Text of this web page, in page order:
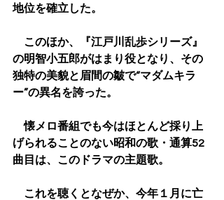
地位を確立した。
このほか、『江戸川乱歩シリーズ』
の明智小五郎がはまり役となり、その
独特の美貌と眉間の皺で“マダムキラ
ー”の異名を誇った。
懐メロ番組でも今はほとんど採り上
げられることのない昭和の歌・通算52
曲目は、このドラマの主題歌。
これを聴くとなぜか、今年１月に亡